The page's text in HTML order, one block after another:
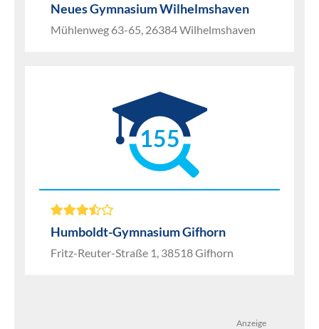
Neues Gymnasium Wilhelmshaven
Mühlenweg 63-65, 26384 Wilhelmshaven
155
Humboldt-Gymnasium Gifhorn
Fritz-Reuter-Straße 1, 38518 Gifhorn
Anzeige